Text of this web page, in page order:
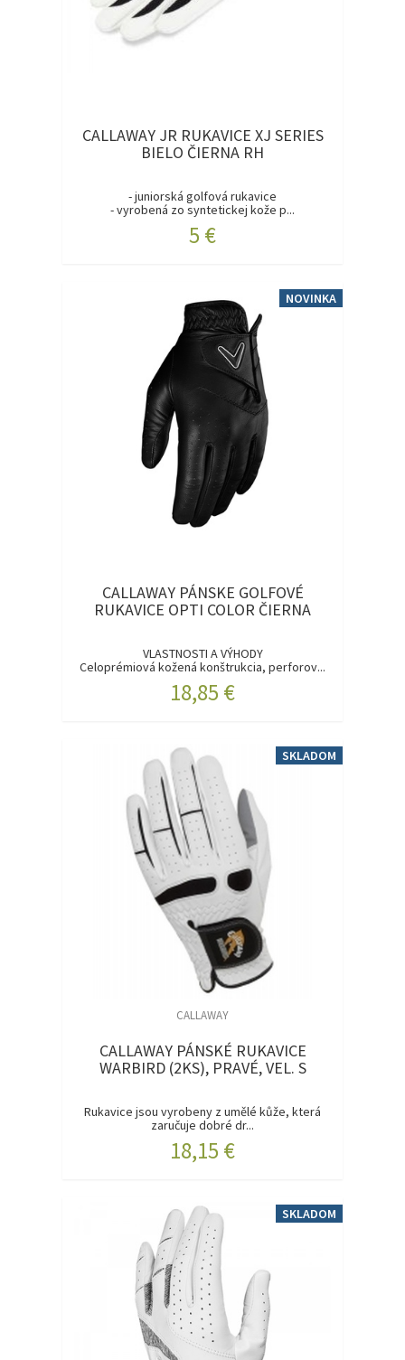
CALLAWAY JR RUKAVICE XJ SERIES
BIELO ČIERNA RH
- juniorská golfová rukavice
- vyrobená zo syntetickej kože p...
5 €
NOVINKA
CALLAWAY PÁNSKE GOLFOVÉ
RUKAVICE OPTI COLOR ČIERNA
VLASTNOSTI A VÝHODY
Celoprémiová kožená konštrukcia, perforov...
18,85 €
SKLADOM
CALLAWAY
CALLAWAY PÁNSKÉ RUKAVICE
WARBIRD (2KS), PRAVÉ, VEL. S
Rukavice jsou vyrobeny z umělé kůže, která
zaručuje dobré dr...
18,15 €
SKLADOM